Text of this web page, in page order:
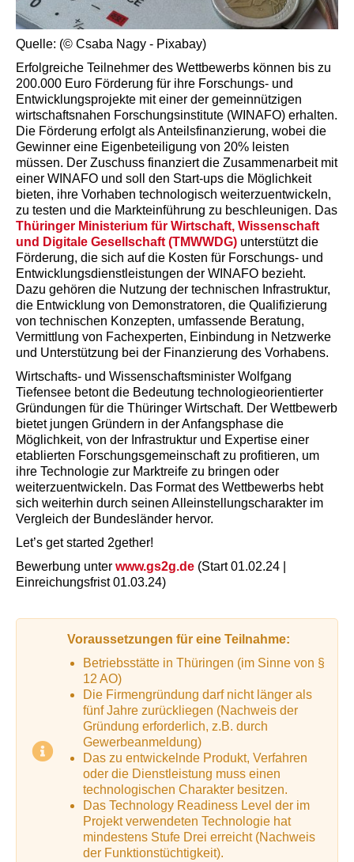
Quelle: (© Csaba Nagy - Pixabay)
Erfolgreiche Teilnehmer des Wettbewerbs können bis zu
200.000 Euro Förderung für ihre Forschungs- und
Entwicklungsprojekte mit einer der gemeinnützigen
wirtschaftsnahen Forschungsinstitute (WINAFO) erhalten.
Die Förderung erfolgt als Anteilsfinanzierung, wobei die
Gewinner eine Eigenbeteiligung von 20% leisten
müssen. Der Zuschuss finanziert die Zusammenarbeit mit
einer WINAFO und soll den Start-ups die Möglichkeit
bieten, ihre Vorhaben technologisch weiterzuentwickeln,
zu testen und die Markteinführung zu beschleunigen. Das
Thüringer Ministerium für Wirtschaft, Wissenschaft
und Digitale Gesellschaft (TMWWDG) unterstützt die
Förderung, die sich auf die Kosten für Forschungs- und
Entwicklungsdienstleistungen der WINAFO bezieht.
Dazu gehören die Nutzung der technischen Infrastruktur,
die Entwicklung von Demonstratoren, die Qualifizierung
von technischen Konzepten, umfassende Beratung,
Vermittlung von Fachexperten, Einbindung in Netzwerke
und Unterstützung bei der Finanzierung des Vorhabens.
Wirtschafts- und Wissenschaftsminister Wolfgang
Tiefensee betont die Bedeutung technologieorientierter
Gründungen für die Thüringer Wirtschaft. Der Wettbewerb
bietet jungen Gründern in der Anfangsphase die
Möglichkeit, von der Infrastruktur und Expertise einer
etablierten Forschungsgemeinschaft zu profitieren, um
ihre Technologie zur Marktreife zu bringen oder
weiterzuentwickeln. Das Format des Wettbewerbs hebt
sich weiterhin durch seinen Alleinstellungscharakter im
Vergleich der Bundesländer hervor.
Let’s get started 2gether!
Bewerbung unter www.gs2g.de (Start 01.02.24 |
Einreichungsfrist 01.03.24)
Voraussetzungen für eine Teilnahme:
Betriebsstätte in Thüringen (im Sinne von §
12 AO)
Die Firmengründung darf nicht länger als
fünf Jahre zurückliegen (Nachweis der
Gründung erforderlich, z.B. durch
Gewerbeanmeldung)
Das zu entwickelnde Produkt, Verfahren
oder die Dienstleistung muss einen
technologischen Charakter besitzen.
Das Technology Readiness Level der im
Projekt verwendeten Technologie hat
mindestens Stufe Drei erreicht (Nachweis
der Funktionstüchtigkeit).